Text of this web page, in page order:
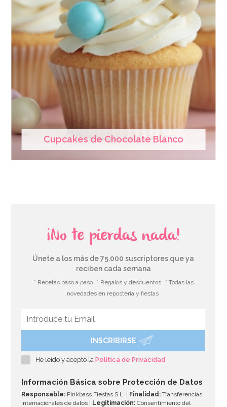
Cupcakes de Chocolate Blanco
¡No te pierdas nada!
Únete a los más de 75.000 suscriptores que ya
reciben cada semana
* Recetas paso a paso * Regalos y descuentos
* Todas las
novedades en repostería y fiestas
INSCRIBIRSE
He leído y acepto laPolítica de Privacidad
Información Básica sobre Protección de Datos
Responsable: Pinkbass Fiestas S.L. | Finalidad: Transferencias
internacionales de datos | Legitimación: Consentimiento del